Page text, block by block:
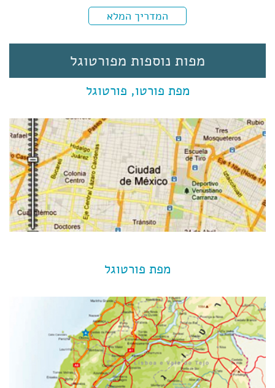
המדריך המלא
מפות נוספות מפורטוגל
מפת פורטו, פורטוגל
מפת פורטוגל